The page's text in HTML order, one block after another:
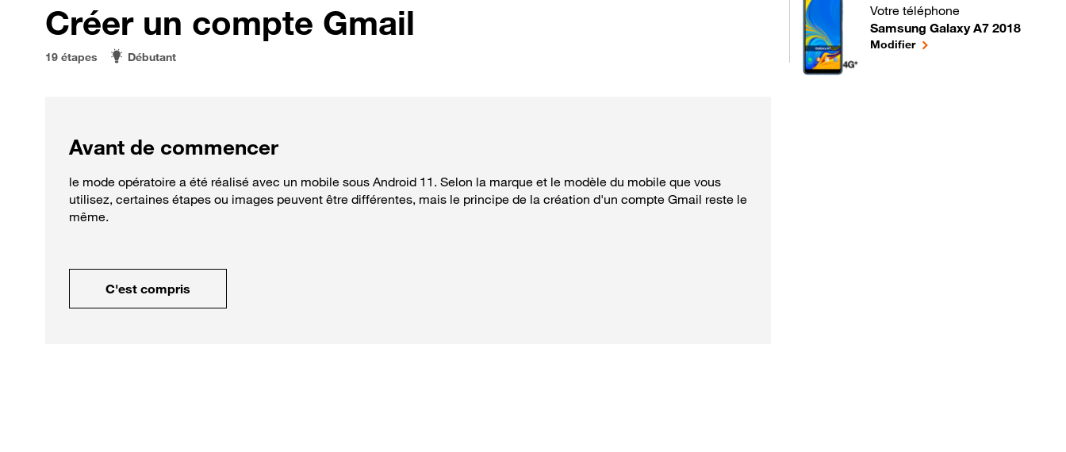
Créer un compte Gmail en 19 étapes difficulté Débutant
19 étapes Débutant
Votre téléphone
Samsung Galaxy A7 2018
pour votre Samsung Galaxy A7 2018
Modifierle téléphone sélectionné
Avant de commencer
le mode opératoire a été réalisé avec un mobile sous Android 11. Selon la marque et le modèle du mobile que vous
utilisez, certaines étapes ou images peuvent être différentes, mais le principe de la création d'un compte Gmail reste le
même.
C'est compris